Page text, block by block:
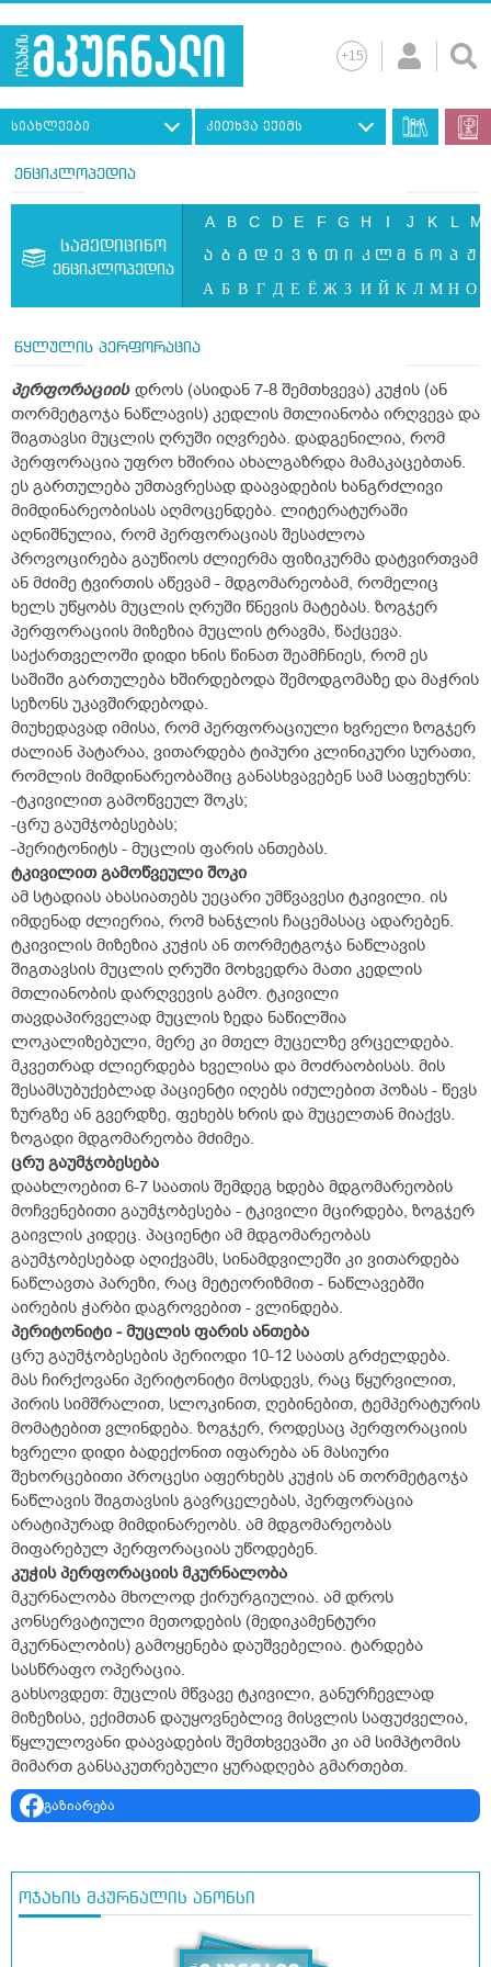
სიახლეები კითხვა ექიმს
ენციკლოპედია
სამედიცინო
ენციკლოპედია
A B C D E F G H I J K L M
ა ბ გ დ ე ვ ზ თ ი კ ლ მ ნ ო პ ჟ
А Б В Г Д Е Ё Ж З И Й К Л М Н О
წყლულის პერფორაცია
პერფორაციის დროს (ასიდან 7-8 შემთხვევა) კუჭის (ან
თორმეტგოჯა ნაწლავის) კედლის მთლიანობა ირღვევა და
შიგთავსი მუცლის ღრუში იღვრება. დადგენილია, რომ
პერფორაცია უფრო ხშირია ახალგაზრდა მამაკაცებთან.
ეს გართულება უმთავრესად დაავადების ხანგრძლივი
მიმდინარეობისას აღმოცენდება. ლიტერატურაში
აღნიშნულია, რომ პერფორაციას შესაძლოა
პროვოცირება გაუწიოს ძლიერმა ფიზიკურმა დატვირთვამ
ან მძიმე ტვირთის აწევამ - მდგომარეობამ, რომელიც
ხელს უწყობს მუცლის ღრუში წნევის მატებას. ზოგჯერ
პერფორაციის მიზეზია მუცლის ტრავმა, წაქცევა.
საქართველოში დიდი ხნის წინათ შეამჩნიეს, რომ ეს
საშიში გართულება ხშირდებოდა შემოდგომაზე და მაჭრის
სეზონს უკავშირდებოდა.
მიუხედავად იმისა, რომ პერფორაციული ხვრელი ზოგჯერ
ძალიან პატარაა, ვითარდება ტიპური კლინიკური სურათი,
რომლის მიმდინარეობაშიც განასხვავებენ სამ საფეხურს:
-ტკივილით გამოწვეულ შოკს;
-ცრუ გაუმჯობესებას;
-პერიტონიტს - მუცლის ფარის ანთებას.
ტკივილით გამოწვეული შოკი
ამ სტადიას ახასიათებს უეცარი უმწვავესი ტკივილი. ის
იმდენად ძლიერია, რომ ხანჯლის ჩაცემასაც ადარებენ.
ტკივილის მიზეზია კუჭის ან თორმეტგოჯა ნაწლავის
შიგთავსის მუცლის ღრუში მოხვედრა მათი კედლის
მთლიანობის დარღვევის გამო. ტკივილი
თავდაპირველად მუცლის ზედა ნაწილშია
ლოკალიზებული, მერე კი მთელ მუცელზე ვრცელდება.
მკვეთრად ძლიერდება ხველისა და მოძრაობისას. მის
შესამსუბუქებლად პაციენტი იღებს იძულებით პოზას - წევს
ზურგზე ან გვერდზე, ფეხებს ხრის და მუცელთან მიაქვს.
ზოგადი მდგომარეობა მძიმეა.
ცრუ გაუმჯობესება
დაახლოებით 6-7 საათის შემდეგ ხდება მდგომარეობის
მოჩვენებითი გაუმჯობესება - ტკივილი მცირდება, ზოგჯერ
გაივლის კიდეც. პაციენტი ამ მდგომარეობას
გაუმჯობესებად აღიქვამს, სინამდვილეში კი ვითარდება
ნაწლავთა პარეზი, რაც მეტეორიზმით - ნაწლავებში
აირების ჭარბი დაგროვებით - ვლინდება.
პერიტონიტი - მუცლის ფარის ანთება
ცრუ გაუმჯობესების პერიოდი 10-12 საათს გრძელდება.
მას ჩირქოვანი პერიტონიტი მოსდევს, რაც წყურვილით,
პირის სიმშრალით, სლოკინით, ღებინებით, ტემპერატურის
მომატებით ვლინდება. ზოგჯერ, როდესაც პერფორაციის
ხვრელი დიდი ბადექონით იფარება ან მასიური
შეხორცებითი პროცესი აფერხებს კუჭის ან თორმეტგოჯა
ნაწლავის შიგთავსის გავრცელებას, პერფორაცია
არატიპურად მიმდინარეობს. ამ მდგომარეობას
მიფარებულ პერფორაციას უწოდებენ.
კუჭის პერფორაციის მკურნალობა
მკურნალობა მხოლოდ ქირურგიულია. ამ დროს
კონსერვატიული მეთოდების (მედიკამენტური
მკურნალობის) გამოყენება დაუშვებელია. ტარდება
სასწრაფო ოპერაცია.
გახსოვდეთ: მუცლის მწვავე ტკივილი, განურჩევლად
მიზეზისა, ექიმთან დაუყოვნებლივ მისვლის საფუძველია,
წყლულოვანი დაავადების შემთხვევაში კი ამ სიმპტომის
მიმართ განსაკუთრებული ყურადღება გმართებთ.
გაზიარება
ოჯახის მკურნალის ანონსი